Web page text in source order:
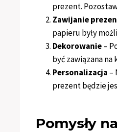
prezent.
Zawijanie
papieru były
Dekorowanie–
być zawiązana
Personalizacja –
prezent będzie
Pomysły